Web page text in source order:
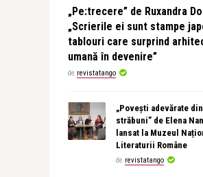
„Pe:trecere” de Ruxandra
„Scrierile ei sunt stampe
tablouri care surprind
umană în devenire”
de revistatango
„Povești adevărate din
străbuni” de Elena
lansat la Muzeul
Literaturii Române
de revistatango